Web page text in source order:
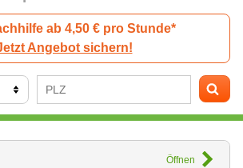
ab 4,50 € pro Stunde*
Angebot sichern!
Öffnen